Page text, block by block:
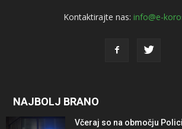
Kontaktirajte nas: info@e-
NAJBOLJ BRANO
Včeraj so na območju